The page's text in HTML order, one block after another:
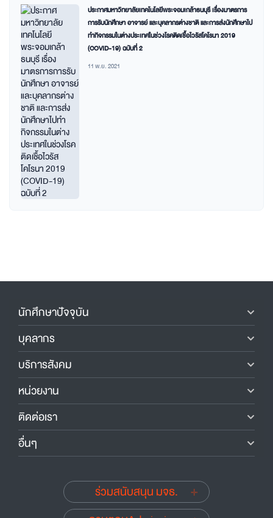
ประกาศมหาวิทยาลัยเทคโนโลยีพระจอมเกล้าธนบุรี เรื่องมาตรการ
การรับนักศึกษา อาจารย์ และบุคลากรต่างชาติ และการส่งนักศึกษาไป
ทำกิจกรรมในต่างประเทศในช่วงโรคติดเชื้อไวรัสโคโรนา 2019
(COVID-19) ฉบับที่ 2
11 พ.ย. 2021
นักศึกษาปัจจุบัน
บุคลากร
บริการสังคม
หน่วยงาน
ติดต่อเรา
อื่นๆ
ร่วมสนับสนุน มจธ.